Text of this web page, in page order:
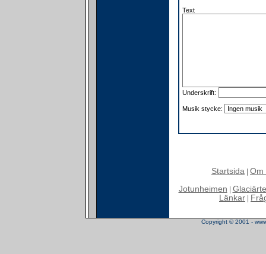
Text
Underskrift:
Musik stycke:
Startsida Om
Jotunheimen
Länkar
Copyright © 2001 -